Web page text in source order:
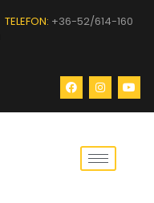
TELEFON: +36-52/614-160